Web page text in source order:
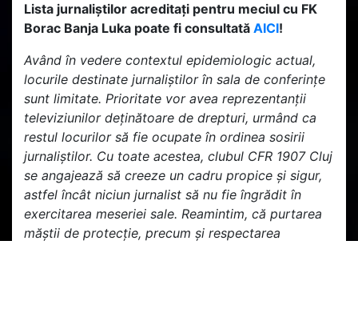
Lista jurnaliștilor acreditați pentru meciul cu FK
Borac Banja Luka poate fi consultată AICI!
Având în vedere contextul epidemiologic actual,
locurile destinate jurnaliștilor în sala de conferințe
sunt limitate. Prioritate vor avea reprezentanții
televiziunilor deținătoare de drepturi, urmând ca
restul locurilor să fie ocupate în ordinea sosirii
jurnaliștilor. Cu toate acestea, clubul CFR 1907 Cluj
se angajează să creeze un cadru propice și sigur,
astfel încât niciun jurnalist să nu fie îngrădit în
exercitarea meseriei sale. Reamintim, că purtarea
măștii de protecție, precum și respectarea